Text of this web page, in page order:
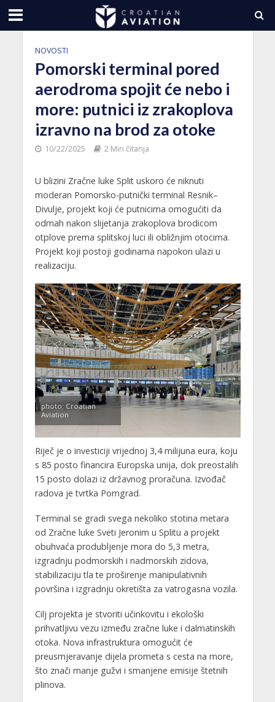
NOVOSTI
Pomorski terminal pored
aerodroma spojit će nebo i
more: putnici iz zrakoplova
izravno na brod za otoke
10/22/2025 2 Min čitanja
U blizini Zračne luke Split uskoro će niknuti
moderan Pomorsko-putnički terminal Resnik–
Divulje, projekt koji će putnicima omogućiti da
odmah nakon slijetanja zrakoplova brodicom
otplove prema splitskoj luci ili obližnjim otocima.
Projekt koji postoji godinama napokon ulazi u
realizaciju.
photo: Croatian
Aviation
Riječ je o investiciji vrijednoj 3,4 milijuna eura, koju
s 85 posto financira Europska unija, dok preostalih
15 posto dolazi iz državnog proračuna. Izvođač
radova je tvrtka Pomgrad.
Terminal se gradi svega nekoliko stotina metara
od Zračne luke Sveti Jeronim u Splitu a projekt
obuhvaća produbljenje mora do 5,3 metra,
izgradnju podmorskih i nadmorskih zidova,
stabilizaciju tla te proširenje manipulativnih
površina i izgradnju okretišta za vatrogasna vozila.
Cilj projekta je stvoriti učinkovitu i ekološki
prihvatljivu vezu između zračne luke i dalmatinskih
otoka. Nova infrastruktura omogućit će
preusmjeravanje dijela prometa s cesta na more,
što znači manje gužvi i smanjene emisije štetnih
plinova.